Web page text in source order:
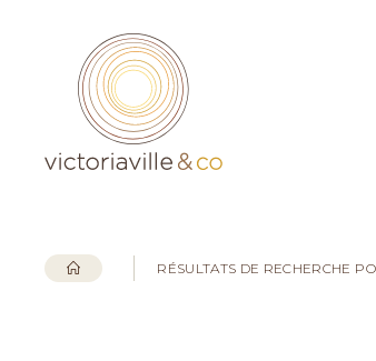
RÉSULTATS DE RECHERCHE